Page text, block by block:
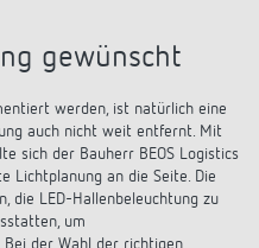
gewünscht
werden, ist natürlich eine
auch nicht weit entfernt. Mit
sich der Bauherr BEOS Logistics
Lichtplanung an die Seite. Die
die LED-Hallenbeleuchtung zu
um
Bei der Wahl der richtigen